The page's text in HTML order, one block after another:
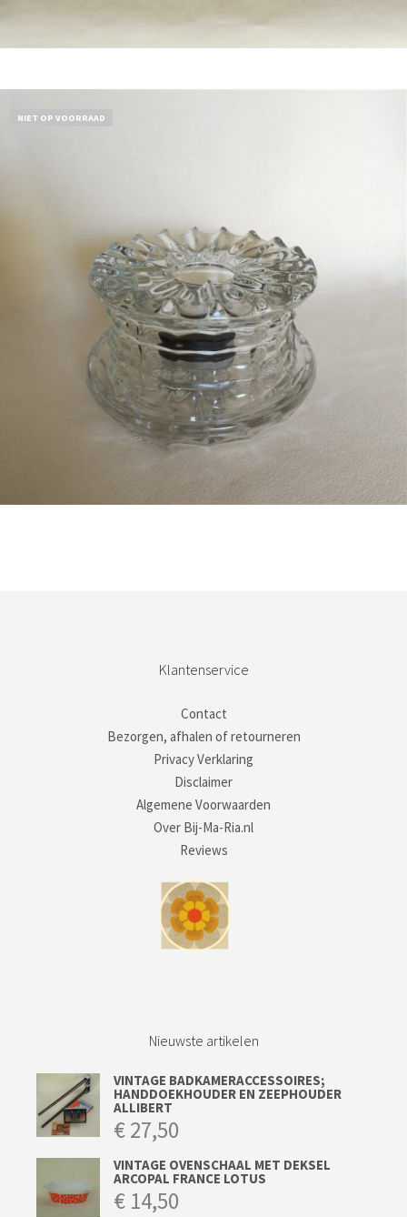
NIET OP VOORRAAD
Klantenservice
Contact
Bezorgen, afhalen of retourneren
Privacy Verklaring
Disclaimer
Algemene Voorwaarden
Over Bij-Ma-Ria.nl
Reviews
Nieuwste artikelen
VINTAGE BADKAMERACCESSOIRES;
HANDDOEKHOUDER EN ZEEPHOUDER
ALLIBERT
€27,50
VINTAGE OVENSCHAAL MET DEKSEL
ARCOPAL FRANCE LOTUS
€ 14,50